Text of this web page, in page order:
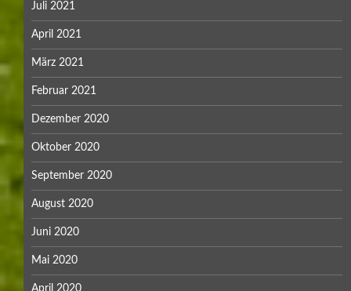
Juli 2021
April 2021
März 2021
Februar 2021
Dezember 2020
Oktober 2020
September 2020
August 2020
Juni 2020
Mai 2020
April 2020